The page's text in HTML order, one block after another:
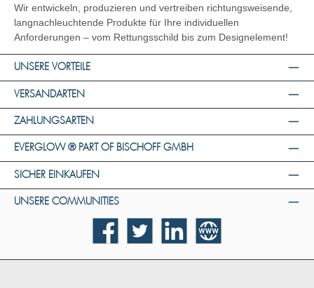
Wir entwickeln, produzieren und vertreiben richtungsweisende,
langnachleuchtende Produkte für Ihre individuellen
Anforderungen – vom Rettungsschild bis zum Designelement!
UNSERE VORTEILE
VERSANDARTEN
ZAHLUNGSARTEN
EVERGLOW ® PART OF BISCHOFF GMBH
SICHER EINKAUFEN
UNSERE COMMUNITIES
FacebookTwitter LinkedIn Website